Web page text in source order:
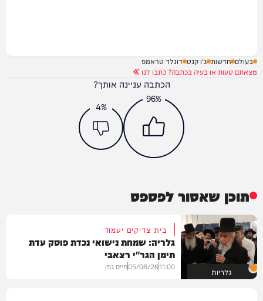
בעולם חדשות ג'ו קנט דונלד טראמפ
מצאתם טעות או בעיה בכתבה? כתבו לנו
הכתבה עניינה אותך?
96%
4%
תוכן שאסור לפספס
גלריות
בית צדיקים יעמוד
גלריה: שמחת נישואי נכדת פוסק עדת
תימן הגר"י רצאבי
11:00
05/08/26חיים גפן